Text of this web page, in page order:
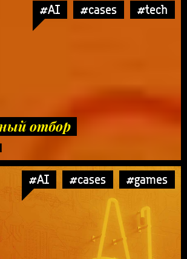
#AI #cases #tech
отбор
#AI #cases #games